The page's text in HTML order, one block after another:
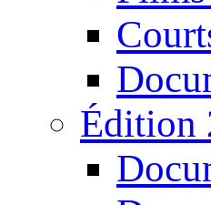
Édition